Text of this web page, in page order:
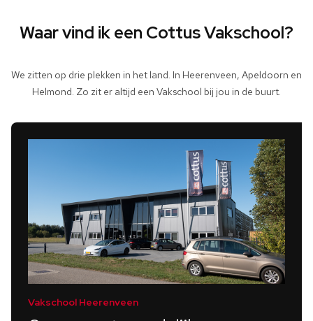
Waar vind ik een Cottus Vakschool?
We zitten op drie plekken in het land. In Heerenveen, Apeldoorn en
Helmond. Zo zit er altijd een Vakschool bij jou in de buurt.
Vakschool Heerenveen